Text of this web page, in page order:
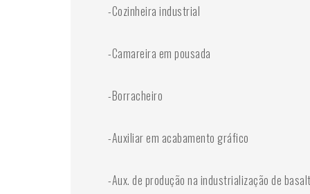
-Cozinheira industrial
-Camareira em pousada
-Borracheiro
-Auxiliar em acabamento gráfico
-Aux. de produção na industrialização de